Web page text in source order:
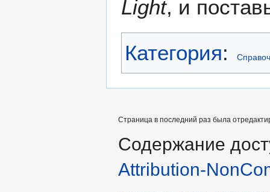
Light, и
Категория:
Страница в последний раз была
Содержание
Attribution-